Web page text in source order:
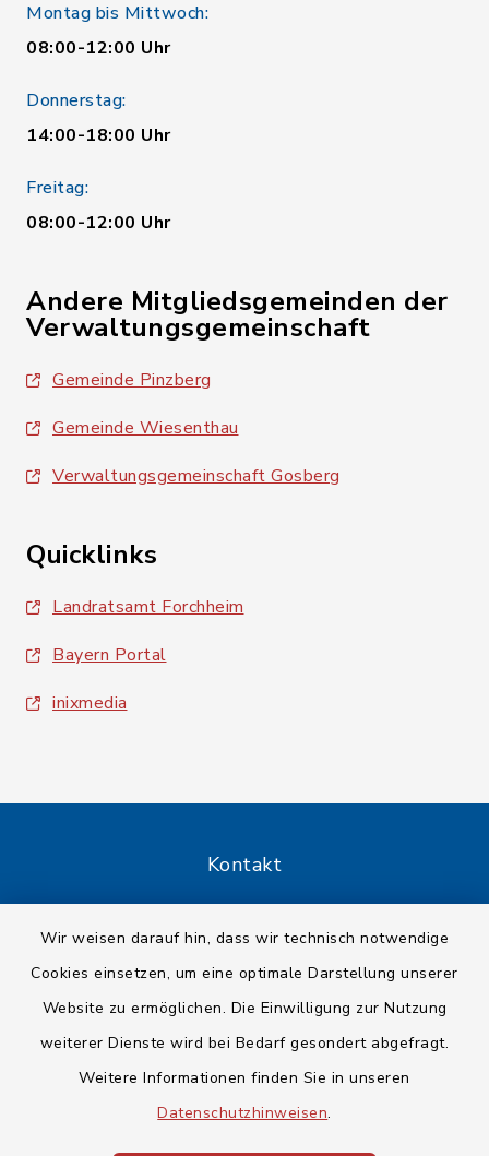
Wir weisen darauf hin, dass wir technisch notwendige
Cookies einsetzen, um eine optimale Darstellung unserer
Website zu ermöglichen. Die Einwilligung zur Nutzung
weiterer Dienste wird bei Bedarf gesondert abgefragt.
Weitere Informationen finden Sie in unseren
Datenschutzhinweisen.
Montag bis Mittwoch:
08:00-12:00 Uhr
Donnerstag:
14:00-18:00 Uhr
Freitag:
08:00-12:00 Uhr
Andere Mitgliedsgemeinden der
Verwaltungsgemeinschaft
Gemeinde Pinzberg
Gemeinde Wiesenthau
Verwaltungsgemeinschaft Gosberg
Quicklinks
Landratsamt Forchheim
Bayern Portal
inixmedia
Kontakt
Datenschutz
Impressum
Sitemap
Cookie-Einstellungen